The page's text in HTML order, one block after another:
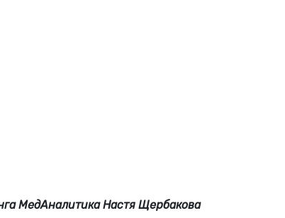
МедАналитика Настя Щербакова